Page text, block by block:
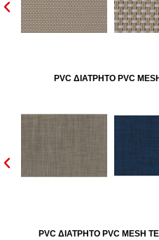
PVC ΔΙΑΤΡΗΤΟ PVC
PVC ΔΙΑΤΡΗΤΟ PVC MESH